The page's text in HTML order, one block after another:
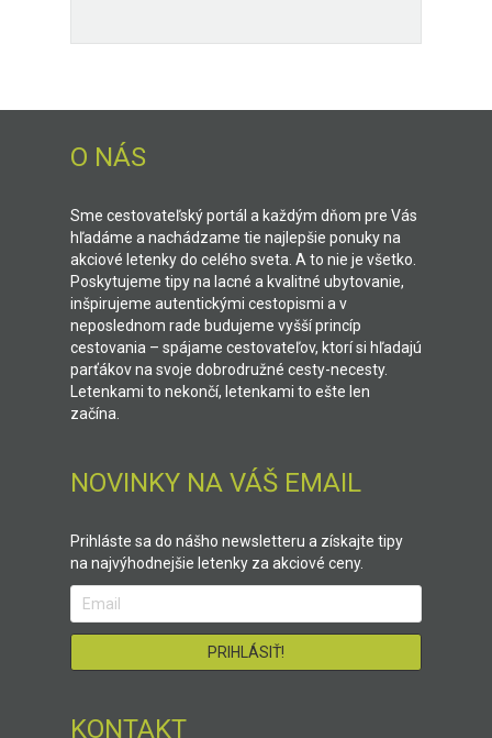
O NÁS
Sme cestovateľský portál a každým dňom pre Vás
hľadáme a nachádzame tie najlepšie ponuky na
akciové letenky do celého sveta. A to nie je všetko.
Poskytujeme tipy na lacné a kvalitné ubytovanie,
inšpirujeme autentickými cestopismi a v
neposlednom rade budujeme vyšší princíp
cestovania – spájame cestovateľov, ktorí si hľadajú
parťákov na svoje dobrodružné cesty-necesty.
Letenkami to nekončí, letenkami to ešte len
začína.
NOVINKY NA VÁŠ EMAIL
Prihláste sa do nášho newsletteru a získajte tipy
na najvýhodnejšie letenky za akciové ceny.
KONTAKT